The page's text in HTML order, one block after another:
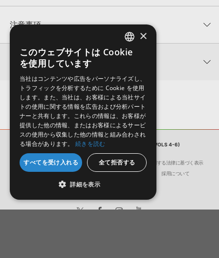
★★★★★
★5
★4
★3
★2
★1
レビューをもっと見る »
注意事項
KONTAKTフォーマットについて：
サンプルパック製品の
KONTAKTフォーマットは、製品版KONTAKT（別売）
でお使いいただけます。無償版のKONTAKT PLAYERではお使いい
ただけませんので、ご注意ください。また、「ライブラリ・タブ」
への表示にも対応しておりません。
4GBを超えるデータに関するご注意：FAT32でフォーマットされた
HDDには、1ファイル4GBを超えるデータを格納することができま
せん。データ容量が4GBを超えるダウンロード製品をご購入いただ
きます際には、NTFSやHFS＋でフォーマットされたHDDをご用意
いただく必要がございます。
製品の購入手続き完了後、受注確認メールとシリアルナンバーをお
知らせするメールの2通が送信されます。メールに記載されており
ます説明に沿って、製品のダウンロード／導入を行って下さい。
サンプルパック製品には、原則として日本語版操作マニュアルをご
用意しておりません。ご購入後のご不明点や詳細に関するお問い合
わせなどはテクニカルサポートまでご連絡ください。
関連情報
【Producer Loops】約4,000タイトルのサンプルパックが最大
50%OFF！サマーセール！
Producer Loops 製品一覧
サンプルパック POP HOUSE BUNDLE (VOLS 4-6)
会社概要 環境保護（CSR）への取り組み
特定商取引に関する法律に基づく表示
サイト動作環境
利用規約 個人情報の保護について 採用について
ENGLISH
×
このウェブサイトは Cookie
を使用しています
当社はコンテンツや広告をパーソナライズし、
トラフィックを分析するために Cookie を使用
します。また、当社は、お客様による当社サイ
トの使用に関する情報を広告および分析パート
ナーと共有します。これらの情報は、お客様が
提供した他の情報、またはお客様によるサービ
スの使用から収集した他の情報と組み合わされ
る場合があります。
続きを読む
すべてを受け入れる 全て拒否する
詳細を表示